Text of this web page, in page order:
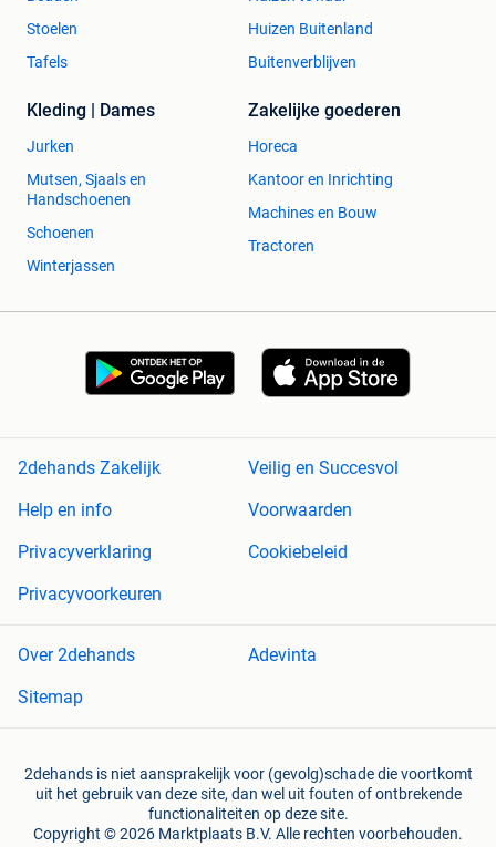
Stoelen
Tafels
Huizen Buitenland
Buitenverblijven
Kleding | Dames
Jurken
Mutsen, Sjaals en
Handschoenen
Schoenen
Winterjassen
Zakelijke goederen
Horeca
Kantoor en Inrichting
Machines en Bouw
Tractoren
2dehands Zakelijk
Veilig en Succesvol
Help en info
Voorwaarden
Privacyverklaring
Cookiebeleid
Privacyvoorkeuren
Over 2dehands
Adevinta
Sitemap
2dehands is niet aansprakelijk voor (gevolg)schade die voortkomt
uit het gebruik van deze site, dan wel uit fouten of ontbrekende
functionaliteiten op deze site.
Copyright © 2026 Marktplaats B.V. Alle rechten voorbehouden.